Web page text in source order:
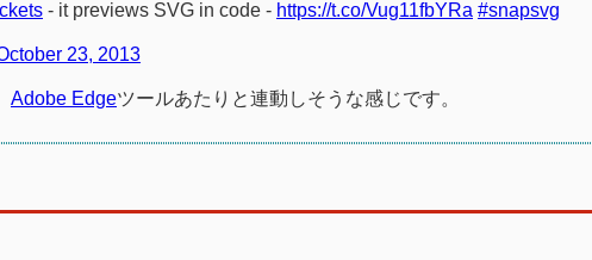
- it previews SVG in code - https://t.co/Vug11fbYRa #snapsvg
23, 2013
Adobe Edgeツールあたりと連動しそうな感じです。